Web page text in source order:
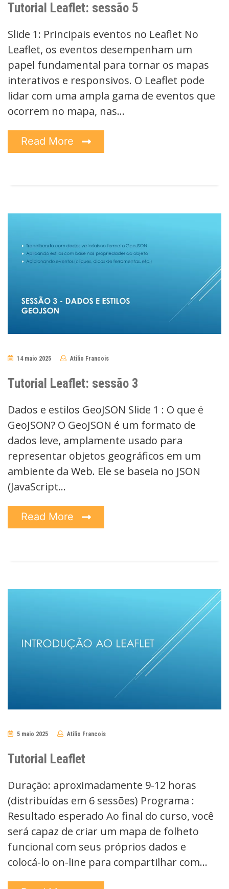
Tutorial Leaflet: sessão 5
Slide 1: Principais eventos no Leaflet No
Leaflet, os eventos desempenham um
papel fundamental para tornar os mapas
interativos e responsivos. O Leaflet pode
lidar com uma ampla gama de eventos que
ocorrem no mapa, nas…
Read More
14 maio 2025 Atilio Francois
Tutorial Leaflet: sessão 3
Dados e estilos GeoJSON Slide 1 : O que é
GeoJSON? O GeoJSON é um formato de
dados leve, amplamente usado para
representar objetos geográficos em um
ambiente da Web. Ele se baseia no JSON
(JavaScript…
Read More
5 maio 2025 Atilio Francois
Tutorial Leaflet
Duração: aproximadamente 9-12 horas
(distribuídas em 6 sessões) Programa :
Resultado esperado Ao final do curso, você
será capaz de criar um mapa de folheto
funcional com seus próprios dados e
colocá-lo on-line para compartilhar com…